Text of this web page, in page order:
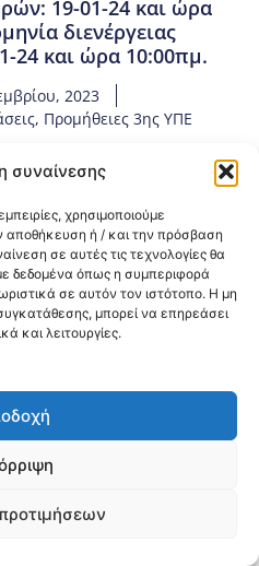
συναίνεσης
χρησιμοποιούμε
αποθήκευση ή / και την πρόσβαση
σε αυτές τις τεχνολογίες θα
δεδομένα όπως η συμπεριφορά
σε αυτόν τον ιστότοπο. Η μη
μπορεί να επηρεάσει
και λειτουργίες.
19-01-24 και ώρα
διενέργειας
24 και ώρα 10:00πμ.
2023
, Προμήθειες 3ης ΥΠΕ
All rights reserved
Δεδομένων
Τηλ: +30 2311 226 200
Visits: 1590959